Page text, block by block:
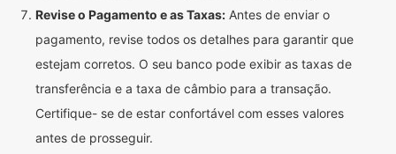
Revise o Pagamento e as Taxas: Antes de enviar o
pagamento, revise todos os detalhes para garantir que
estejam corretos. O seu banco pode exibir as taxas de
transferência e a taxa de câmbio para a transação.
Certifique- se de estar confortável com esses valores
antes de prosseguir.